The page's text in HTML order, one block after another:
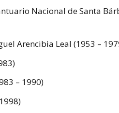
Nacional de Santa
Arencibia Leal (1953 –
– 1990)